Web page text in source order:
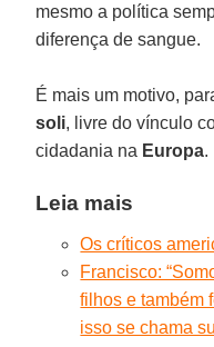
mesmo a política
diferença de sangue.
É mais um motivo,
soli, livre do vínculo
cidadania na Europa.
Leia mais
Os críticos
Francisco:
filhos e também
isso se chama